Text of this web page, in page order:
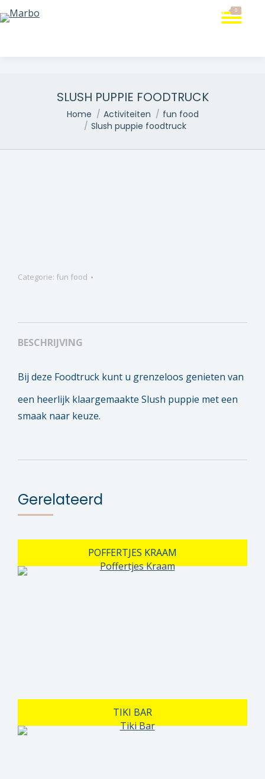
Mijn aanvraag 0
SLUSH PUPPIE FOODTRUCK
Je bent hier:Home Activiteiten
fun food
Slush puppie foodtruck
Categorie: fun food
BESCHRIJVING
Bij deze Foodtruck kunt u grenzeloos genieten van
een heerlijk klaargemaakte Slush puppie met een
smaak naar keuze.
Gerelateerd
POFFERTJES KRAAM
TIKI BAR